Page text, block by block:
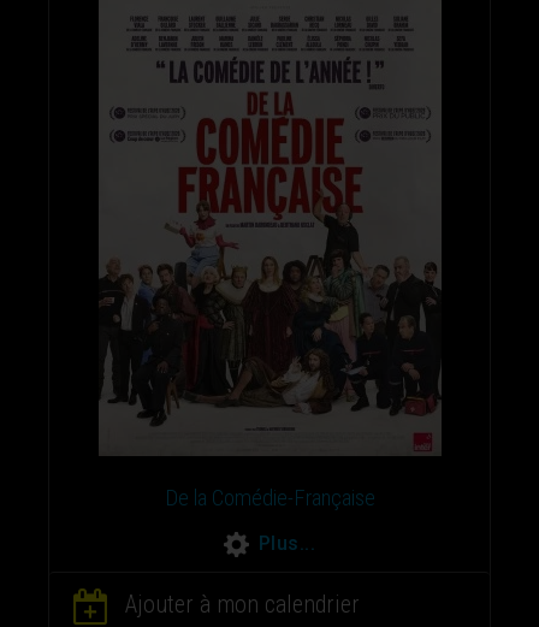
De la Comédie-Française
Plus...
Ajouter à mon calendrier